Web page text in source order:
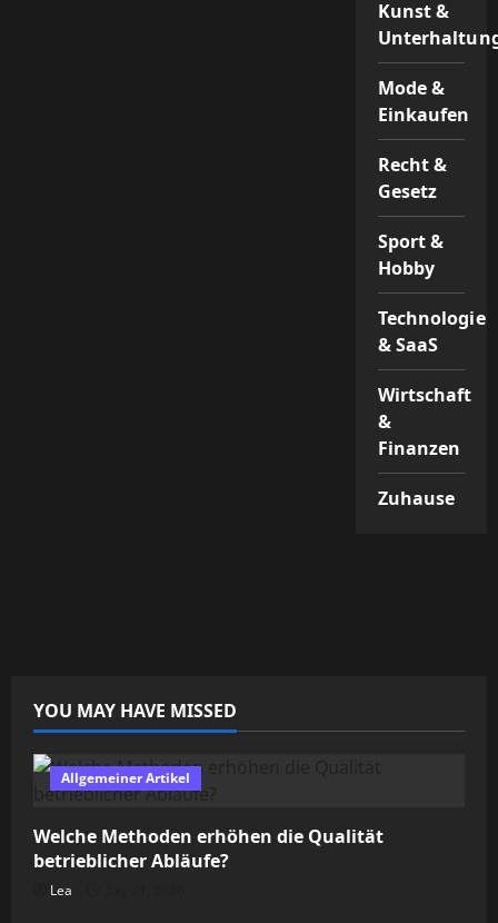
Kunst &
Mode &
Einkaufen
Recht &
Gesetz
Sport &
Hobby
Technologie
& SaaS
Wirtschaft
&
Finanzen
Zuhause
YOU MAY HAVE MISSED
Allgemeiner Artikel
Welche Methoden erhöhen die Qualität
betrieblicher Abläufe?
LeaAllgemeiner Artikel